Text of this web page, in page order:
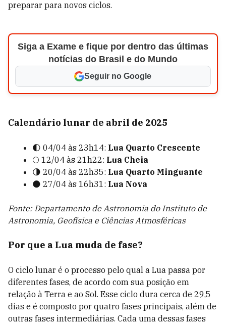
preparar para novos ciclos.
Siga a Exame e fique por dentro das últimas
notícias do Brasil e do Mundo
Seguir no Google
Calendário lunar de abril de 2025
🌓 04/04 às 23h14: Lua Quarto Crescente
🌕 12/04 às 21h22: Lua Cheia
🌗 20/04 às 22h35: Lua Quarto Minguante
🌑 27/04 às 16h31: Lua Nova
Fonte: Departamento de Astronomia do Instituto de
Astronomia, Geofísica e Ciências Atmosféricas
Por que a Lua muda de fase?
O ciclo lunar é o processo pelo qual a Lua passa por
diferentes fases, de acordo com sua posição em
relação à Terra e ao Sol. Esse ciclo dura cerca de 29,5
dias e é composto por quatro fases principais, além de
outras fases intermediárias. Cada uma dessas fases